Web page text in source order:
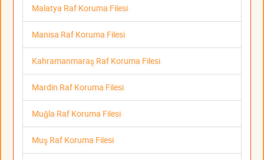
Malatya Raf Koruma Filesi
Manisa Raf Koruma Filesi
Kahramanmaraş Raf Koruma Filesi
Mardin Raf Koruma Filesi
Muğla Raf Koruma Filesi
Muş Raf Koruma Filesi